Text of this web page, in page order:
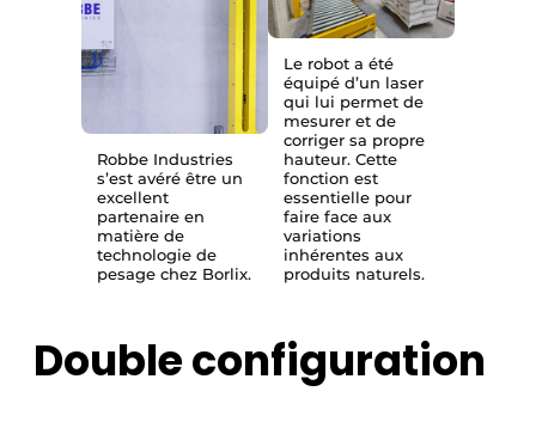
Robbe Industries
s’est avéré être un
excellent
partenaire en
matière de
technologie de
pesage chez Borlix.
Le robot a été
équipé d’un laser
qui lui permet de
mesurer et de
corriger sa propre
hauteur. Cette
fonction est
essentielle pour
faire face aux
variations
inhérentes aux
produits naturels.
Double configuration